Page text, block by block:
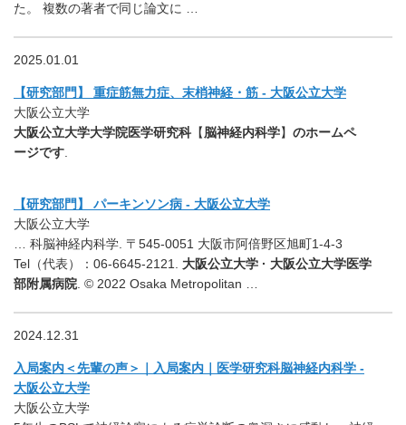
た。 複数の著者で同じ論文に …
2025.01.01
【研究部門】 重症筋無力症、末梢神経・筋 - 大阪公立大学
大阪公立大学
大阪公立大学大学院医学研究科 【脳神経内科学】 のホームペ
ージです
【研究部門】 パーキンソン病 - 大阪公立大学
大阪公立大学
… 科脳神経内科学. 〒545-0051 大阪市阿倍野区旭町1-4-3
Tel（代表）：06-6645-2121. 大阪公立大学 · 大阪公立大学医学
部附属病院 . © 2022 Osaka Metropolitan …
2024.12.31
入局案内＜先輩の声＞｜入局案内｜医学研究科脳神経内科学 -
大阪公立大学
大阪公立大学